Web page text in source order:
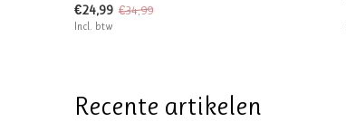
€24,99 €34,99
Incl. btw
Recente artikelen